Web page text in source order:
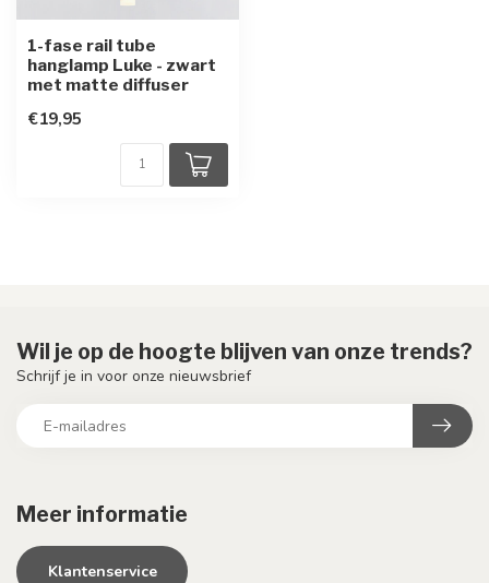
1-fase rail tube
hanglamp Luke - zwart
met matte diffuser
€19,95
Meer informatie
Klantenservice
Wil je op de hoogte blijven van onze trends?
Schrijf je in voor onze nieuwsbrief